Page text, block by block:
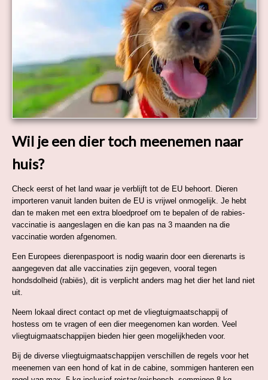
Wil je een dier toch meenemen naar
huis?
Check eerst of het land waar je verblijft tot de EU behoort. Dieren
importeren vanuit landen buiten de EU is vrijwel onmogelijk. Je hebt
dan te maken met een extra bloedproef om te bepalen of de rabies-
vaccinatie is aangeslagen en die kan pas na 3 maanden na die
vaccinatie worden afgenomen.
Een Europees dierenpaspoort is nodig waarin door een dierenarts is
aangegeven dat alle vaccinaties zijn gegeven, vooral tegen
hondsdolheid (rabiës), dit is verplicht anders mag het dier het land niet
uit.
Neem lokaal direct contact op met de vliegtuigmaatschappij of
hostess om te vragen of een dier meegenomen kan worden. Veel
vliegtuigmaatschappijen bieden hier geen mogelijkheden voor.
Bij de diverse vliegtuigmaatschappijen verschillen de regels voor het
meenemen van een hond of kat in de cabine, sommigen hanteren een